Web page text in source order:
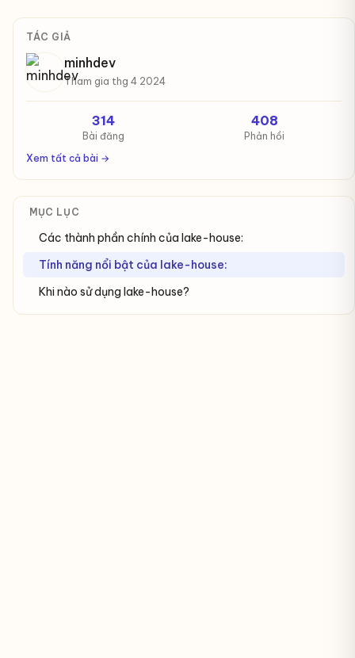
TÁC GIẢ
minhdev
Tham gia thg 4 2024
314
Bài đăng
408
Phản hồi
Xem tất cả bài →
MỤC LỤC
Các thành phần chính của lake-house:
Tính năng nổi bật của lake-house:
Khi nào sử dụng lake-house?